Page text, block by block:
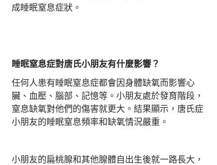
成睡眠窒息症狀。
睡眠窒息症對唐氏小朋友有什麼影響？
任何人患有睡眠窒息症都會因身體缺氧而影響心
臟、血壓、腦部、記憶等。小朋友處於發育階段，
窒息缺氧對他們的傷害就更大。結果顯示，唐氏症
小朋友的睡眠窒息頻率和缺氧情況嚴重。
小朋友的扁桃腺和其他腺體自出生後就一路長大，